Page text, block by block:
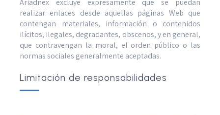
Ariadnex excluye expresamente que se puedan
realizar enlaces desde aquellas páginas Web que
contengan materiales, información o contenidos
ilícitos, ilegales, degradantes, obscenos, y en general,
que contravengan la moral, el orden público o las
normas sociales generalmente aceptadas.
Limitación de responsabilidades